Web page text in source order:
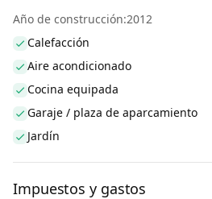
Año de construcción:2012
Calefacción
Aire acondicionado
Cocina equipada
Garaje / plaza de aparcamiento
Jardín
Impuestos y gastos